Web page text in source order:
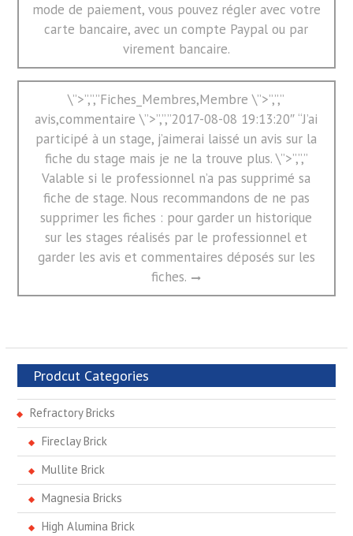
mode de paiement, vous pouvez régler avec votre
carte bancaire, avec un compte Paypal ou par
virement bancaire.
Next
post:
\”>”,”,”Fiches_Membres,Membre \”>”,”,”
avis,commentaire \”>”,”,”2017-08-08 19:13:20″ “J’ai
participé à un stage, j’aimerai laissé un avis sur la
fiche du stage mais je ne la trouve plus. \”>”,”,”
Valable si le professionnel n’a pas supprimé sa
fiche de stage. Nous recommandons de ne pas
supprimer les fiches : pour garder un historique
sur les stages réalisés par le professionnel et
garder les avis et commentaires déposés sur les
fiches.
Prodcut Categories
Refractory Bricks
Fireclay Brick
Mullite Brick
Magnesia Bricks
High Alumina Brick